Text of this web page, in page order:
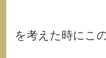
を考えた時にこ